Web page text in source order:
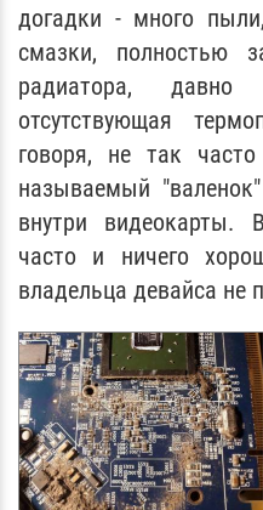
догадки - много
смазки, полностью
радиатора,
отсутствующая
говоря, не так
называемый
внутри видеокарты.
часто и ничего
владельца девайса не